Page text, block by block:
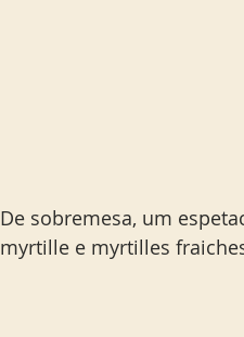
De sobremesa, um
myrtille e myrtilles